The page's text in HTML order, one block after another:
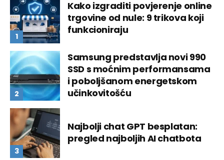
Kako izgraditi povjerenje online
trgovine od nule: 9 trikova koji
funkcioniraju
Samsung predstavlja novi 990
SSD s moćnim performansama
i poboljšanom energetskom
učinkovitošću
Najbolji chat GPT besplatan:
pregled najboljih AI chatbota